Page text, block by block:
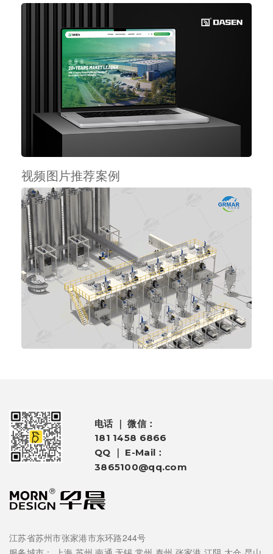
视频图片推荐案例
电话 ｜ 微信：
181 1458 6866
QQ ｜ E-Mail：
3865100@qq.com
江苏省苏州市张家港市东环路244号